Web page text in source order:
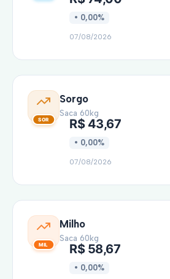
• 0,00%
07/08/2026
Sorgo
Saca 60kg
R$ 43,67
• 0,00%
07/08/2026
Milho
Saca 60kg
R$ 58,67
• 0,00%